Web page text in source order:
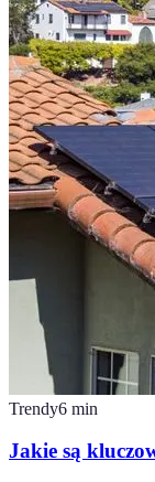
Trendy6 min
Jakie są